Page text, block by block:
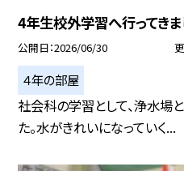
4年生校外学習へ行ってき
公開日 2026/06/30
４年の部屋
社会科の学習として、浄水場
た。水がきれいになっていく...